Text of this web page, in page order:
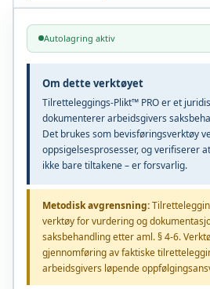
Autolagring aktiv
Om dette verktøyet
Tilretteleggings-Plikt™ PRO er et
dokumenterer arbeidsgivers
Det brukes som bevisføringsverktøy
oppsigelsesprosesser, og verifiserer
ikke bare tiltakene – er forsvarlig.
Metodisk avgrensning:
verktøy for vurdering og
saksbehandling etter aml. § 4-6.
gjennomføring av faktiske
arbeidsgivers løpende